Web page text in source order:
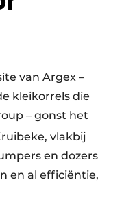
van Argex –
kleikorrels die
– gonst het
vlakbij
en dozers
en al efficiëntie,